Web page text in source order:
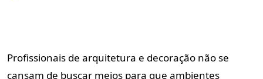
Profissionais de arquitetura e decoração não se
cansam de buscar meios para que ambientes